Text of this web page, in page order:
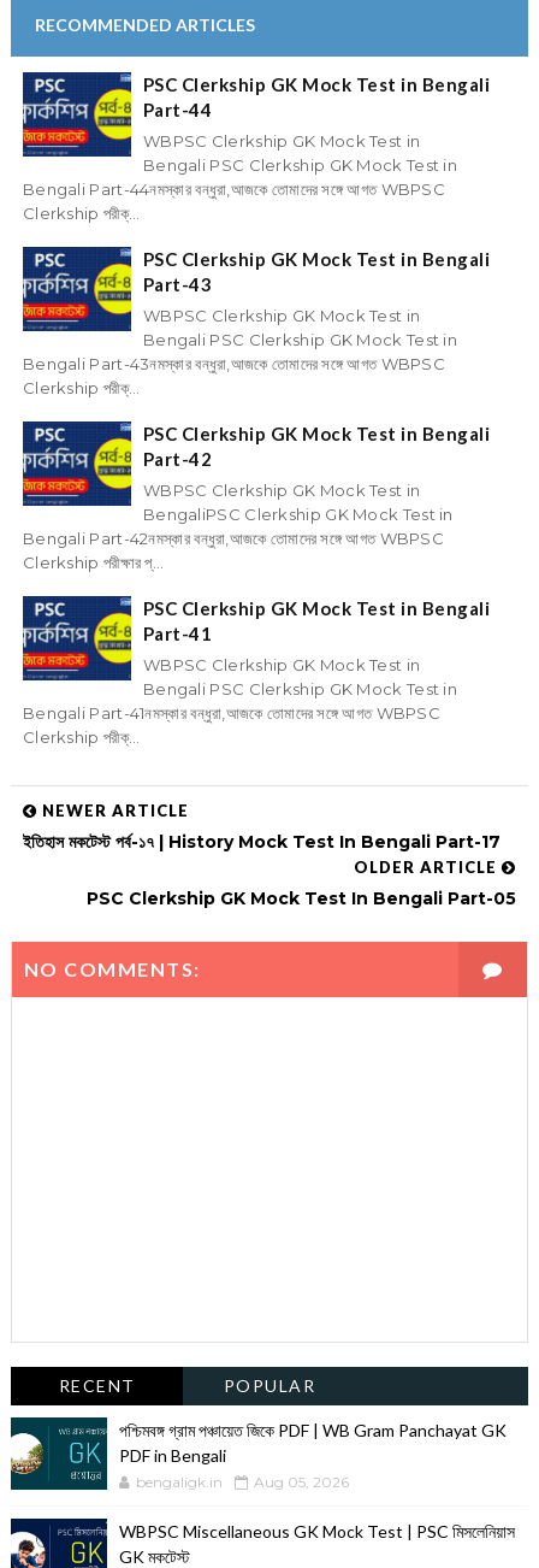
RECOMMENDED ARTICLES
PSC Clerkship GK Mock Test in Bengali
Part-44
WBPSC Clerkship GK Mock Test in
Bengali PSC Clerkship GK Mock Test in
Bengali Part-44নমস্কার বন্ধুরা,আজকে তোমাদের সঙ্গে আগত WBPSC
Clerkship পরীক্...
PSC Clerkship GK Mock Test in Bengali
Part-43
WBPSC Clerkship GK Mock Test in
Bengali PSC Clerkship GK Mock Test in
Bengali Part-43নমস্কার বন্ধুরা,আজকে তোমাদের সঙ্গে আগত WBPSC
Clerkship পরীক্...
PSC Clerkship GK Mock Test in Bengali
Part-42
WBPSC Clerkship GK Mock Test in
BengaliPSC Clerkship GK Mock Test in
Bengali Part-42নমস্কার বন্ধুরা,আজকে তোমাদের সঙ্গে আগত WBPSC
Clerkship পরীক্ষার প্...
PSC Clerkship GK Mock Test in Bengali
Part-41
WBPSC Clerkship GK Mock Test in
Bengali PSC Clerkship GK Mock Test in
Bengali Part-41নমস্কার বন্ধুরা,আজকে তোমাদের সঙ্গে আগত WBPSC
Clerkship পরীক্...
NEWER ARTICLE
ইতিহাস মকটেস্ট পর্ব-১৭ | History Mock Test In Bengali Part-17
OLDER ARTICLE
PSC Clerkship GK Mock Test In Bengali Part-05
NO COMMENTS:
RECENT POPULAR
পশ্চিমবঙ্গ গ্রাম পঞ্চায়েত জিকে PDF | WB Gram Panchayat GK
PDF in Bengali
bengaligk.in Aug 05, 2026
WBPSC Miscellaneous GK Mock Test | PSC মিসলেনিয়াস
GK মকটেস্ট